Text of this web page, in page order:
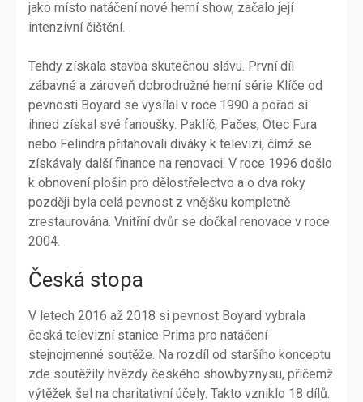
jako místo natáčení nové herní show, začalo její
intenzivní čištění.
Tehdy získala stavba skutečnou slávu. První díl
zábavné a zároveň dobrodružné herní série Klíče od
pevnosti Boyard se vysílal v roce 1990 a pořad si
ihned získal své fanoušky. Paklíč, Pačes, Otec Fura
nebo Felindra přitahovali diváky k televizi, čímž se
získávaly další finance na renovaci. V roce 1996 došlo
k obnovení plošin pro dělostřelectvo a o dva roky
později byla celá pevnost z vnějšku kompletně
zrestaurována. Vnitřní dvůr se dočkal renovace v roce
2004.
Česká stopa
V letech 2016 až 2018 si pevnost Boyard vybrala
česká televizní stanice Prima pro natáčení
stejnojmenné soutěže. Na rozdíl od staršího konceptu
zde soutěžily hvězdy českého showbyznysu, přičemž
výtěžek šel na charitativní účely. Takto vzniklo 18 dílů.